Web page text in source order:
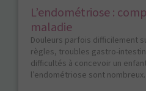
L’endométriose :
maladie
Douleurs parfois difficilement
règles, troubles gastro-
difficultés à concevoir un
l’endométriose sont